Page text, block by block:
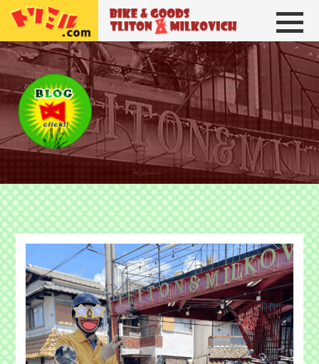
トリトン＆ミルコビッチ BIKE＆